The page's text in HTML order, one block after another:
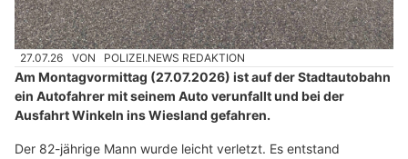
27.07.26 VON POLIZEI.NEWS REDAKTION
Am Montagvormittag (27.07.2026) ist auf der Stadtautobahn
ein Autofahrer mit seinem Auto verunfallt und bei der
Ausfahrt Winkeln ins Wiesland gefahren.
Der 82-jährige Mann wurde leicht verletzt. Es entstand